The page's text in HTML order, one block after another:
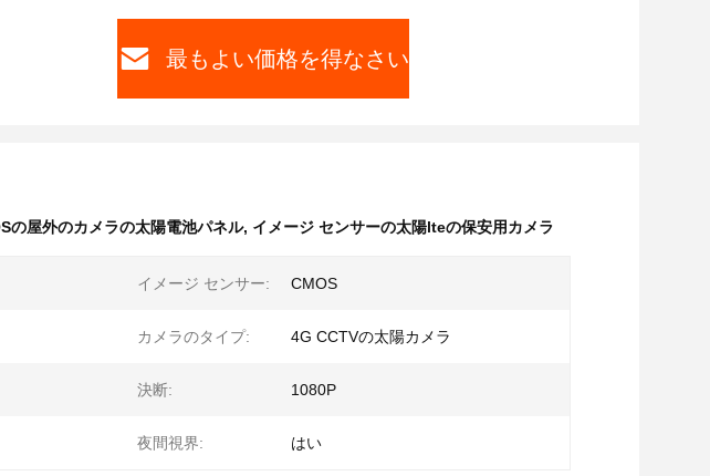
最もよい価格を得なさい
の屋外のカメラの太陽電池パネル, イメージ センサーの太陽lteの保安用カメラ
イメージ センサー: CMOS
カメラのタイプ: 4G CCTVの太陽カメラ
決断: 1080P
夜間視界: はい